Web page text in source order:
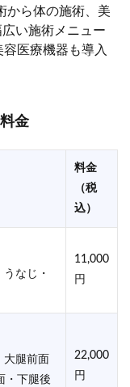
から体の施術、美
い施術メニュー
医療機器も導入
金
料金
（税
込）
なじ・
11,000
円
大腿前面
・下腿後
22,000
円